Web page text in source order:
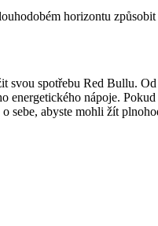
horizontu
spotřebu Red Bullu.
nápoje.
sebe, abyste mohli žít